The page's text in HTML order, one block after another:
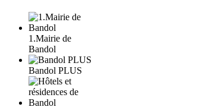
1.Mairie de
Bandol
Bandol PLUS